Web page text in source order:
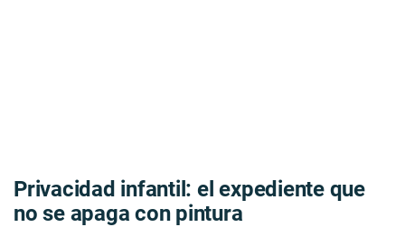
Privacidad infantil: el expediente que
no se apaga con pintura